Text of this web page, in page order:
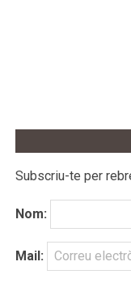
Subscriu-te per
Nom:
Mail: